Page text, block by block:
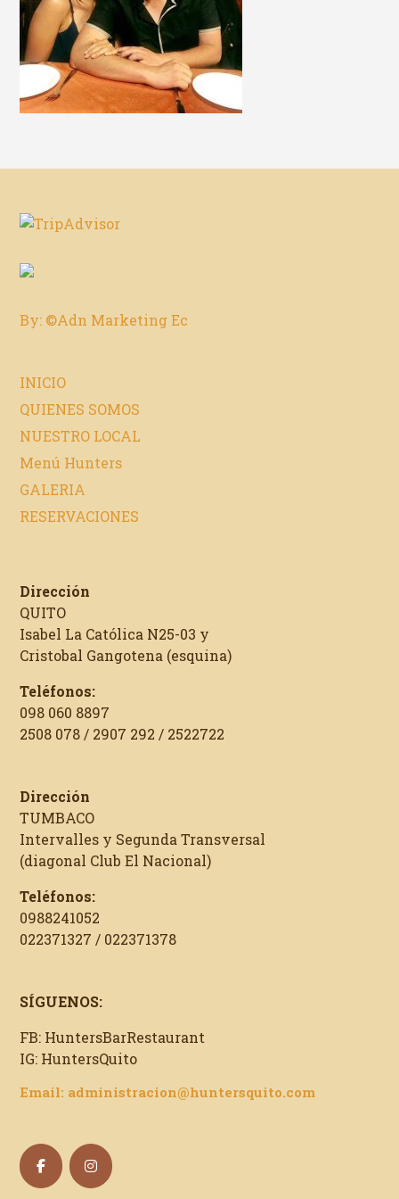
By: ©Adn Marketing Ec
INICIO
QUIENES SOMOS
NUESTRO LOCAL
Menú Hunters
GALERIA
RESERVACIONES
Dirección
QUITO
Isabel La Católica N25-03 y
Cristobal Gangotena (esquina)
Teléfonos:
098 060 8897
2508 078 / 2907 292 / 2522722
Dirección
TUMBACO
Intervalles y Segunda Transversal
(diagonal Club El Nacional)
Teléfonos:
0988241052
022371327 / 022371378
SÍGUENOS:
FB: HuntersBarRestaurant
IG: HuntersQuito
Email: administracion@huntersquito.com